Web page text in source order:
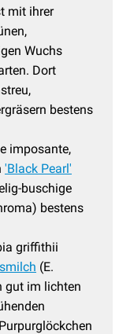
mit ihrer
Wuchs
Dort
bestens
imposante,
'Black Pearl'
buschige
bestens
griffithii
(E.
gut im lichten